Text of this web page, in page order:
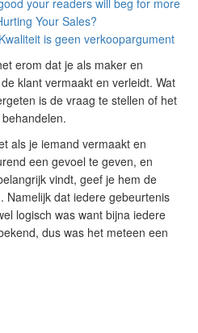
your readers will beg for more
Your Sales?
is geen verkoopargument
erom dat je als maker en
klant vermaakt en verleidt. Wat
is de vraag te stellen of het
als je iemand vermaakt en
een gevoel te geven, en
vindt, geef je hem de
Namelijk dat iedere gebeurtenis
logisch was want bijna iedere
dus was het meteen een